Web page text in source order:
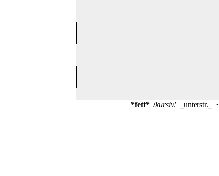
*fett* /kursiv/ unterstr. ~